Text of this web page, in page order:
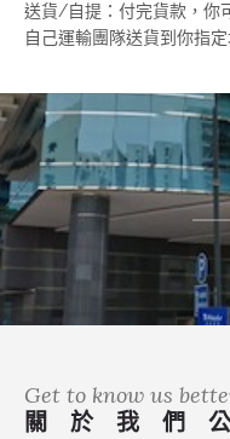
送貨/自提：付完貨款，你
自己運輸團隊送貨到你指定
Get to know us
關 於 我 們